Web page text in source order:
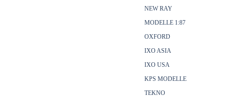
NEW RAY
MODELLE 1:87
OXFORD
IXO ASIA
IXO USA
KPS MODELLE
TEKNO